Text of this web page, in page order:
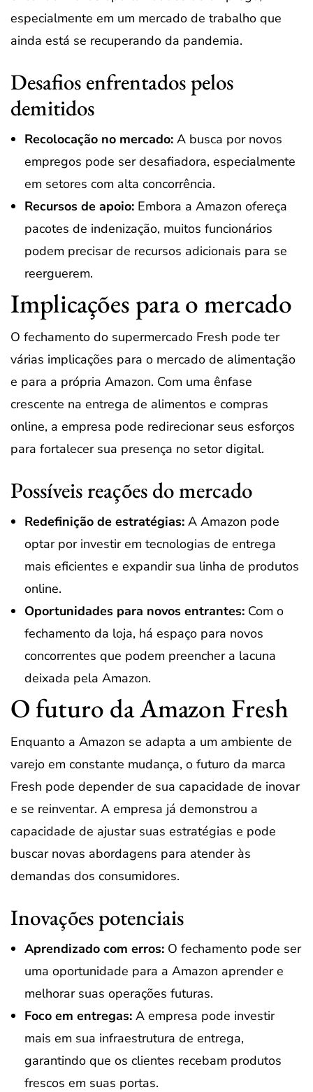
especialmente em um mercado de trabalho que
ainda está se recuperando da pandemia.
Desafios enfrentados pelos
demitidos
Recolocação no mercado: A busca por novos
empregos pode ser desafiadora, especialmente
em setores com alta concorrência.
Recursos de apoio: Embora a Amazon ofereça
pacotes de indenização, muitos funcionários
podem precisar de recursos adicionais para se
reerguerem.
Implicações para o mercado
O fechamento do supermercado Fresh pode ter
várias implicações para o mercado de alimentação
e para a própria Amazon. Com uma ênfase
crescente na entrega de alimentos e compras
online, a empresa pode redirecionar seus esforços
para fortalecer sua presença no setor digital.
Possíveis reações do mercado
Redefinição de estratégias: A Amazon pode
optar por investir em tecnologias de entrega
mais eficientes e expandir sua linha de produtos
online.
Oportunidades para novos entrantes: Com o
fechamento da loja, há espaço para novos
concorrentes que podem preencher a lacuna
deixada pela Amazon.
O futuro da Amazon Fresh
Enquanto a Amazon se adapta a um ambiente de
varejo em constante mudança, o futuro da marca
Fresh pode depender de sua capacidade de inovar
e se reinventar. A empresa já demonstrou a
capacidade de ajustar suas estratégias e pode
buscar novas abordagens para atender às
demandas dos consumidores.
Inovações potenciais
Aprendizado com erros: O fechamento pode ser
uma oportunidade para a Amazon aprender e
melhorar suas operações futuras.
Foco em entregas: A empresa pode investir
mais em sua infraestrutura de entrega,
garantindo que os clientes recebam produtos
frescos em suas portas.